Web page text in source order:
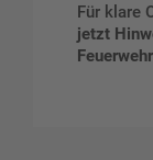
Für klare
jetzt